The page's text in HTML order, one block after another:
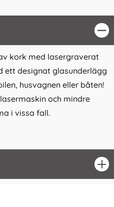
kork med lasergraverat
ett designat glasunderlägg
husvagnen eller båten!
och mindre
i vissa fall.